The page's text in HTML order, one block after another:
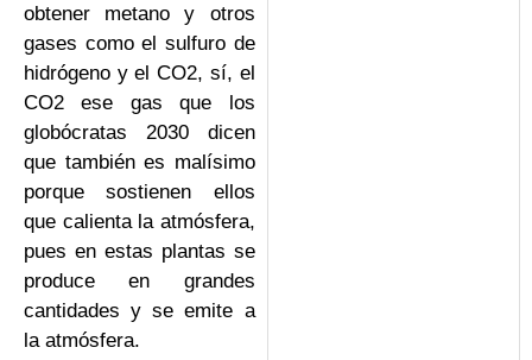
obtener metano y otros
gases como el sulfuro de
hidrógeno y el CO2, sí, el
CO2 ese gas que los
globócratas 2030 dicen
que también es malísimo
porque sostienen ellos
que calienta la atmósfera,
pues en estas plantas se
produce en grandes
cantidades y se emite a
la atmósfera.